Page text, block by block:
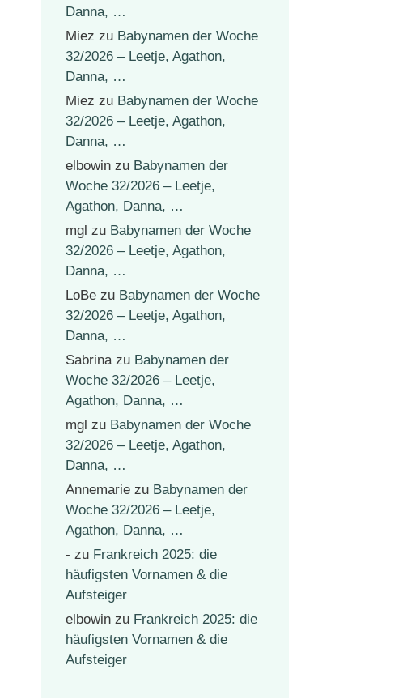
Danna, …
Miez zu Babynamen der Woche
32/2026 – Leetje, Agathon,
Danna, …
Miez zu Babynamen der Woche
32/2026 – Leetje, Agathon,
Danna, …
elbowin zu Babynamen der
Woche 32/2026 – Leetje,
Agathon, Danna, …
mgl zu Babynamen der Woche
32/2026 – Leetje, Agathon,
Danna, …
LoBe zu Babynamen der Woche
32/2026 – Leetje, Agathon,
Danna, …
Sabrinazu Babynamen der
Woche 32/2026 – Leetje,
Agathon, Danna, …
mgl zu Babynamen der Woche
32/2026 – Leetje, Agathon,
Danna, …
Annemarie zu Babynamen der
Woche 32/2026 – Leetje,
Agathon, Danna, …
- zu Frankreich 2025: die
häufigsten Vornamen & die
Aufsteiger
elbowin zu Frankreich 2025: die
häufigsten Vornamen & die
Aufsteiger